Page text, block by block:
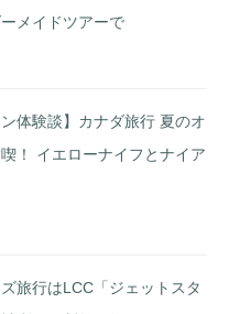
メイドツアーで
ン体験談】カナダ旅行 夏のオ
！ イエローナイフとナイア
旅行はLCC「ジェットスタ